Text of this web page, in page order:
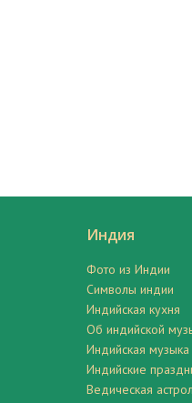
Индия
Фото из Индии
Символы индии
Индийская кухня
Об индийской
Индийская музыка
Индийские
Ведическая